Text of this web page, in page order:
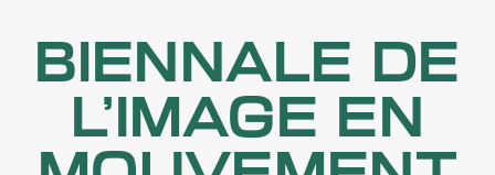
BIENNALE DE
L’IMAGE EN